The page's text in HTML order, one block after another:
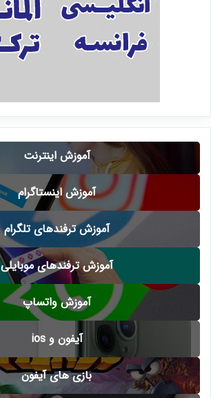
آموزش اینترنت
آموزش اینستاگرام
آموزش ترفندهای تلگرام
آموزش ترفندهای موبایلی
آموزش واتساپ
آیفون و ios
بازی های آیفون